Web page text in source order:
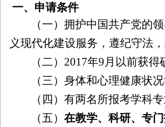
一、申请条件
（一）拥护中国共产党的
义现代化建设服务，遵纪守法
（二） 2017年9 月以前获得
（三）身体和心理健康状
（四）有两名所报考学科
（五）在教学、科研、专